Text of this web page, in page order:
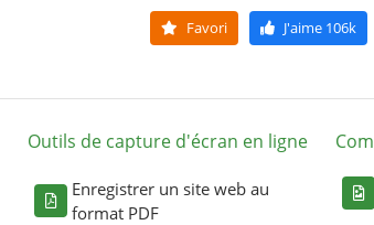
Favori J'aime106k
Outils de capture d'écran en ligne
Enregistrer un site web au
format PDF